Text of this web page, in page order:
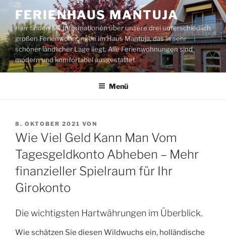
Zum
Inhalt
springen
FERIENHAUS MANTUJA
Hier finden Sie Informationen über unsere drei unterschiedlich
großen Ferienwohnungen im Haus Mantuja, das in sehr
schöner ländlicher Lage liegt. Alle Ferienwohnungen sind
modern und komfortabel ausgestattet.
Menü
VERÖFFENTLICHT
AM
8. OKTOBER 2021 VON
Wie Viel Geld Kann Man Vom
Tagesgeldkonto Abheben – Mehr
finanzieller Spielraum für Ihr
Girokonto
Die wichtigsten Hartwährungen im Überblick.
Wie schätzen Sie diesen Wildwuchs ein, holländische